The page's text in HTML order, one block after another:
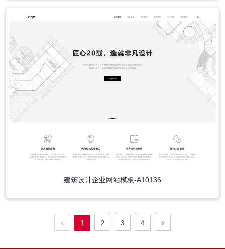
建筑设计企业网站模板-A10136
‹ 1 2 3 4 ›